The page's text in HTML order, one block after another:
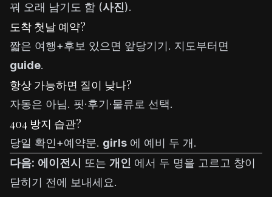
꿔 오래 남기도 함 (사진).
도착 첫날 예약?
짧은 여행+후보 있으면 앞당기기. 지도부터면
guide.
항상 가능하면 질이 낮나?
자동은 아님. 핏·후기·물류로 선택.
404 방지 습관?
당일 확인+예약문. girls 에 예비 두 개.
다음: 에이전시 또는 개인 에서 두 명을 고르고 창이
닫히기 전에 보내세요.